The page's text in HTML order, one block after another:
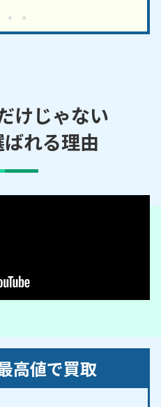
けじゃない
れる理由
高値で買取